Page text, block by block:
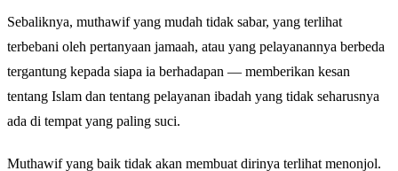
Sebaliknya, muthawif yang mudah tidak sabar, yang terlihat
terbebani oleh pertanyaan jamaah, atau yang pelayanannya berbeda
tergantung kepada siapa ia berhadapan — memberikan kesan
tentang Islam dan tentang pelayanan ibadah yang tidak seharusnya
ada di tempat yang paling suci.
Muthawif yang baik tidak akan membuat dirinya terlihat menonjol.